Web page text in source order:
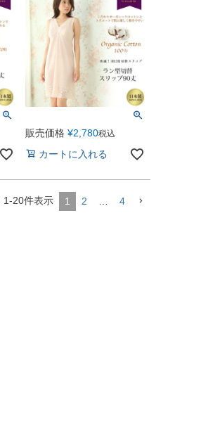
販売価格 ¥2,780税込
カートに入れる
1-20件表示 1 2 4